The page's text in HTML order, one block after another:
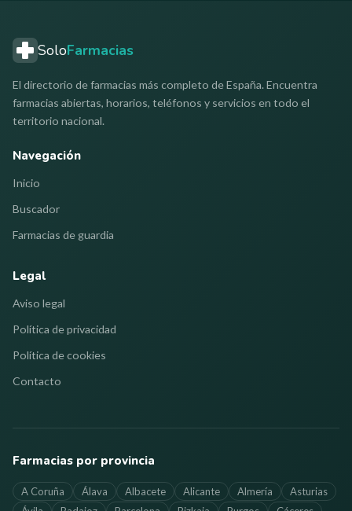
SoloFarmacias
El directorio de farmacias más completo de España. Encuentra
farmacias abiertas, horarios, teléfonos y servicios en todo el
territorio nacional.
Navegación
Inicio
Buscador
Farmacias de guardia
Legal
Aviso legal
Política de privacidad
Política de cookies
Contacto
Farmacias por provincia
A Coruña Álava Albacete Alicante Almería
Asturias